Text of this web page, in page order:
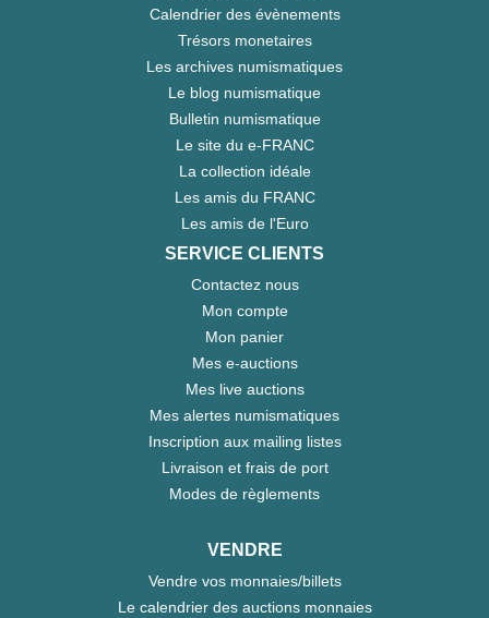
Calendrier des évènements
Trésors monetaires
Les archives numismatiques
Le blog numismatique
Bulletin numismatique
Le site du e-FRANC
La collection idéale
Les amis du FRANC
Les amis de l'Euro
SERVICE CLIENTS
Contactez nous
Mon compte
Mon panier
Mes e-auctions
Mes live auctions
Mes alertes numismatiques
Inscription aux mailing listes
Livraison et frais de port
Modes de règlements
VENDRE
Vendre vos monnaies/billets
Le calendrier des auctions monnaies